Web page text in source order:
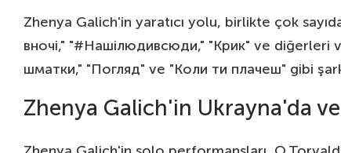
Zhenya Galich'in yaratıcı yolu, birlikte çok
вночі," "#Нашілюдивсюди," "Крик" ve diğerleri
шматки," "Погляд" ve "Коли ти плачеш" gibi
Zhenya Galich'in Ukrayna'da